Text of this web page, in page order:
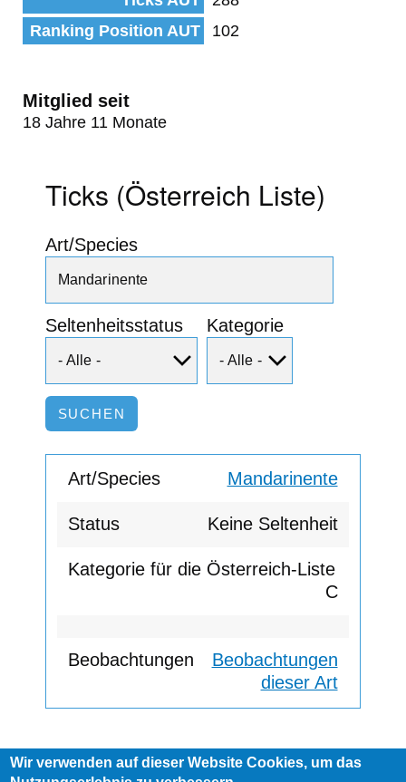
Ranking Position AUT
102
Mitglied seit
18 Jahre 11 Monate
Ticks (Österreich Liste)
Art/Species
Seltenheitsstatus Kategorie
Mandarinente
Keine Seltenheit
C
Beobachtungen
dieser Art
Wir verwenden auf dieser Website Cookies, um das